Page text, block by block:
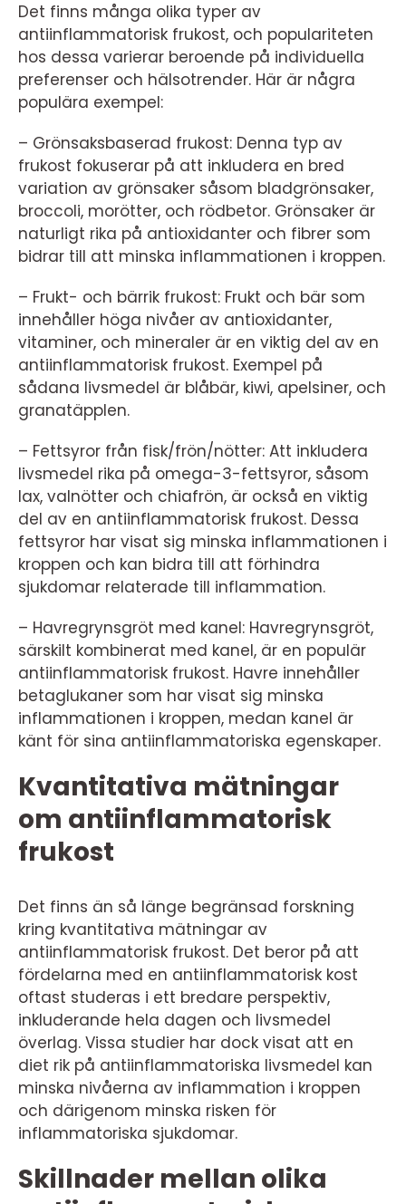
Det finns många olika typer av
antiinflammatorisk frukost, och populariteten
hos dessa varierar beroende på individuella
preferenser och hälsotrender. Här är några
populära exempel:
– Grönsaksbaserad frukost: Denna typ av
frukost fokuserar på att inkludera en bred
variation av grönsaker såsom bladgrönsaker,
broccoli, morötter, och rödbetor. Grönsaker är
naturligt rika på antioxidanter och fibrer som
bidrar till att minska inflammationen i kroppen.
– Frukt- och bärrik frukost: Frukt och bär som
innehåller höga nivåer av antioxidanter,
vitaminer, och mineraler är en viktig del av en
antiinflammatorisk frukost. Exempel på
sådana livsmedel är blåbär, kiwi, apelsiner, och
granatäpplen.
– Fettsyror från fisk/frön/nötter: Att inkludera
livsmedel rika på omega-3-fettsyror, såsom
lax, valnötter och chiafrön, är också en viktig
del av en antiinflammatorisk frukost. Dessa
fettsyror har visat sig minska inflammationen i
kroppen och kan bidra till att förhindra
sjukdomar relaterade till inflammation.
– Havregrynsgröt med kanel: Havregrynsgröt,
särskilt kombinerat med kanel, är en populär
antiinflammatorisk frukost. Havre innehåller
betaglukaner som har visat sig minska
inflammationen i kroppen, medan kanel är
känt för sina antiinflammatoriska egenskaper.
Kvantitativa mätningar
om antiinflammatorisk
frukost
Det finns än så länge begränsad forskning
kring kvantitativa mätningar av
antiinflammatorisk frukost. Det beror på att
fördelarna med en antiinflammatorisk kost
oftast studeras i ett bredare perspektiv,
inkluderande hela dagen och livsmedel
överlag. Vissa studier har dock visat att en
diet rik på antiinflammatoriska livsmedel kan
minska nivåerna av inflammation i kroppen
och därigenom minska risken för
inflammatoriska sjukdomar.
Skillnader mellan olika